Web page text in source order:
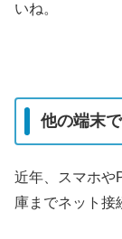
いね。
他の端末
近年、スマホや
庫までネット接